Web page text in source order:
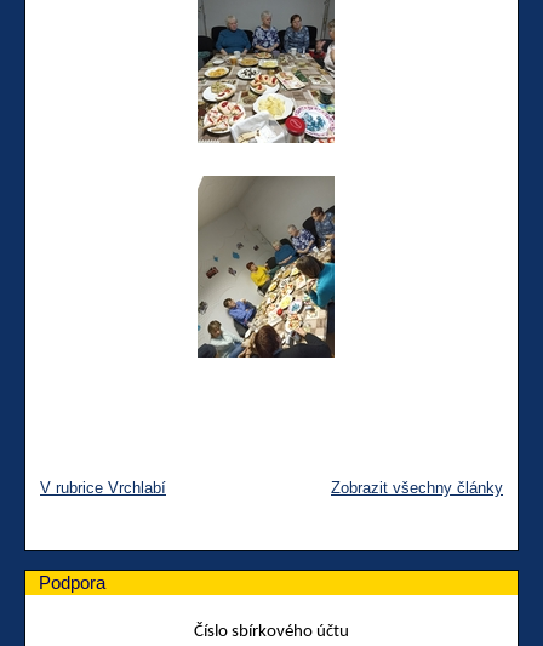
V rubrice Vrchlabí Zobrazit všechny články
Podpora
Číslo sbírkového účtu